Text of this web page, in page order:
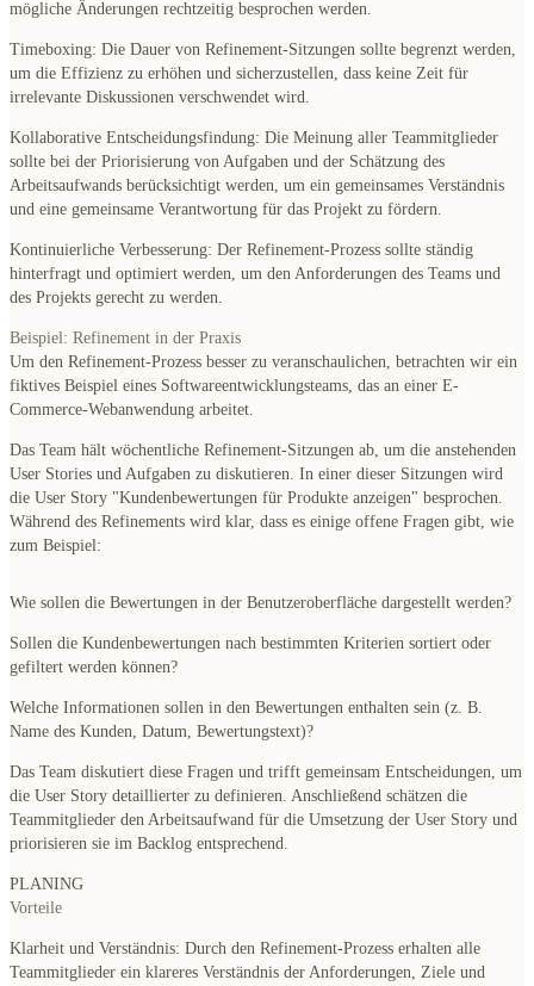
mögliche Änderungen rechtzeitig besprochen werden.
Timeboxing: Die Dauer von Refinement-Sitzungen sollte begrenzt werden,
um die Effizienz zu erhöhen und sicherzustellen, dass keine Zeit für
irrelevante Diskussionen verschwendet wird.
Kollaborative Entscheidungsfindung: Die Meinung aller Teammitglieder
sollte bei der Priorisierung von Aufgaben und der Schätzung des
Arbeitsaufwands berücksichtigt werden, um ein gemeinsames Verständnis
und eine gemeinsame Verantwortung für das Projekt zu fördern.
Kontinuierliche Verbesserung: Der Refinement-Prozess sollte ständig
hinterfragt und optimiert werden, um den Anforderungen des Teams und
des Projekts gerecht zu werden.
Beispiel: Refinement in der Praxis
Um den Refinement-Prozess besser zu veranschaulichen, betrachten wir ein
fiktives Beispiel eines Softwareentwicklungsteams, das an einer E-
Commerce-Webanwendung arbeitet.
Das Team hält wöchentliche Refinement-Sitzungen ab, um die anstehenden
User Stories und Aufgaben zu diskutieren. In einer dieser Sitzungen wird
die User Story "Kundenbewertungen für Produkte anzeigen" besprochen.
Während des Refinements wird klar, dass es einige offene Fragen gibt, wie
zum Beispiel:
Wie sollen die Bewertungen in der Benutzeroberfläche dargestellt werden?
Sollen die Kundenbewertungen nach bestimmten Kriterien sortiert oder
gefiltert werden können?
Welche Informationen sollen in den Bewertungen enthalten sein (z. B.
Name des Kunden, Datum, Bewertungstext)?
Das Team diskutiert diese Fragen und trifft gemeinsam Entscheidungen, um
die User Story detaillierter zu definieren. Anschließend schätzen die
Teammitglieder den Arbeitsaufwand für die Umsetzung der User Story und
priorisieren sie im Backlog entsprechend.
PLANING
Vorteile
Klarheit und Verständnis: Durch den Refinement-Prozess erhalten alle
Teammitglieder ein klareres Verständnis der Anforderungen, Ziele und